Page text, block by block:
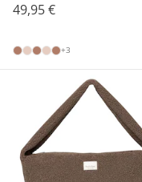
49,95 €
+3